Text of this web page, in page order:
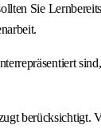
Sie
berücksichtigt.